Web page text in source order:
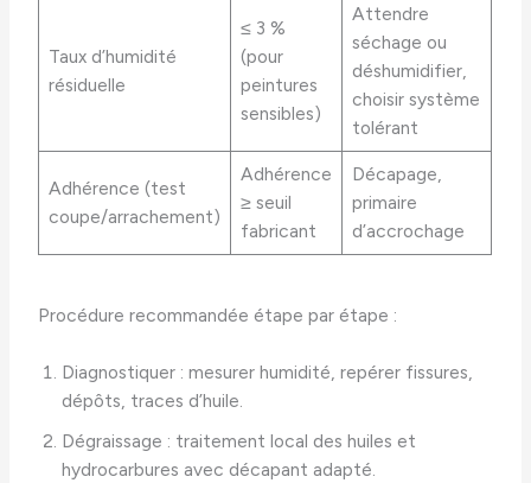
Taux d’humidité
résiduelle
≤ 3 %
(pour
peintures
sensibles)
Attendre
séchage ou
déshumidifier,
choisir système
tolérant
Adhérence (test
coupe/arrachement)
Adhérence
≥ seuil
fabricant
Décapage,
primaire
d’accrochage
Procédure recommandée étape par étape :
Diagnostiquer : mesurer humidité, repérer fissures,
dépôts, traces d’huile.
Dégraissage : traitement local des huiles et
hydrocarbures avec décapant adapté.